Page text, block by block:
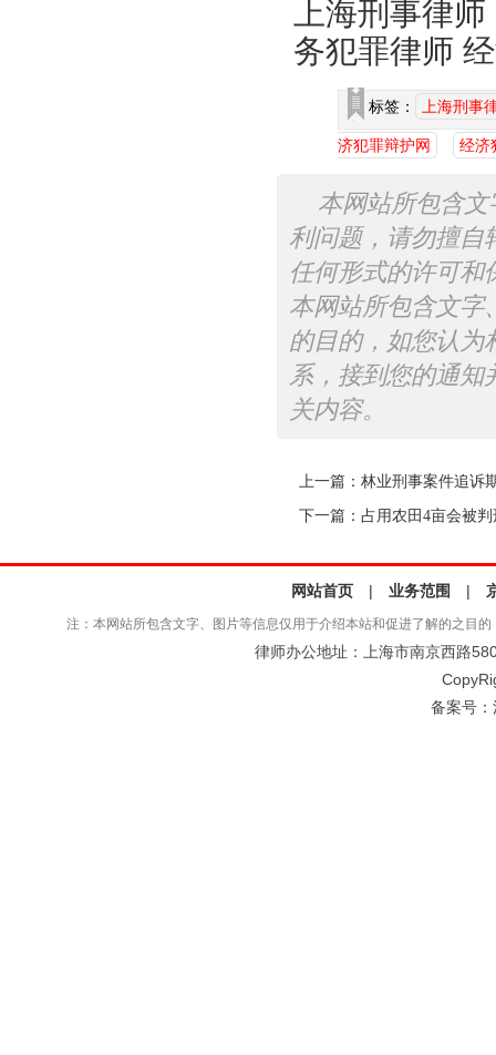
上海刑事律
务犯罪律师
标签： 上海刑事
济犯罪辩护网 经济
本网站所包含
利问题，请勿擅自
任何形式的许可和
本网站所包含文字
的目的，如您认为
系，接到您的通知
关内容。
上一篇： 林业刑事案件追诉
下一篇： 占用农田4亩会被
网站首页 | 业务范围 |
注：本网站所包含文字、图片等信息仅用于介绍本站和促进了解的之目
律师办公地址：上海市南京西路
备案号：